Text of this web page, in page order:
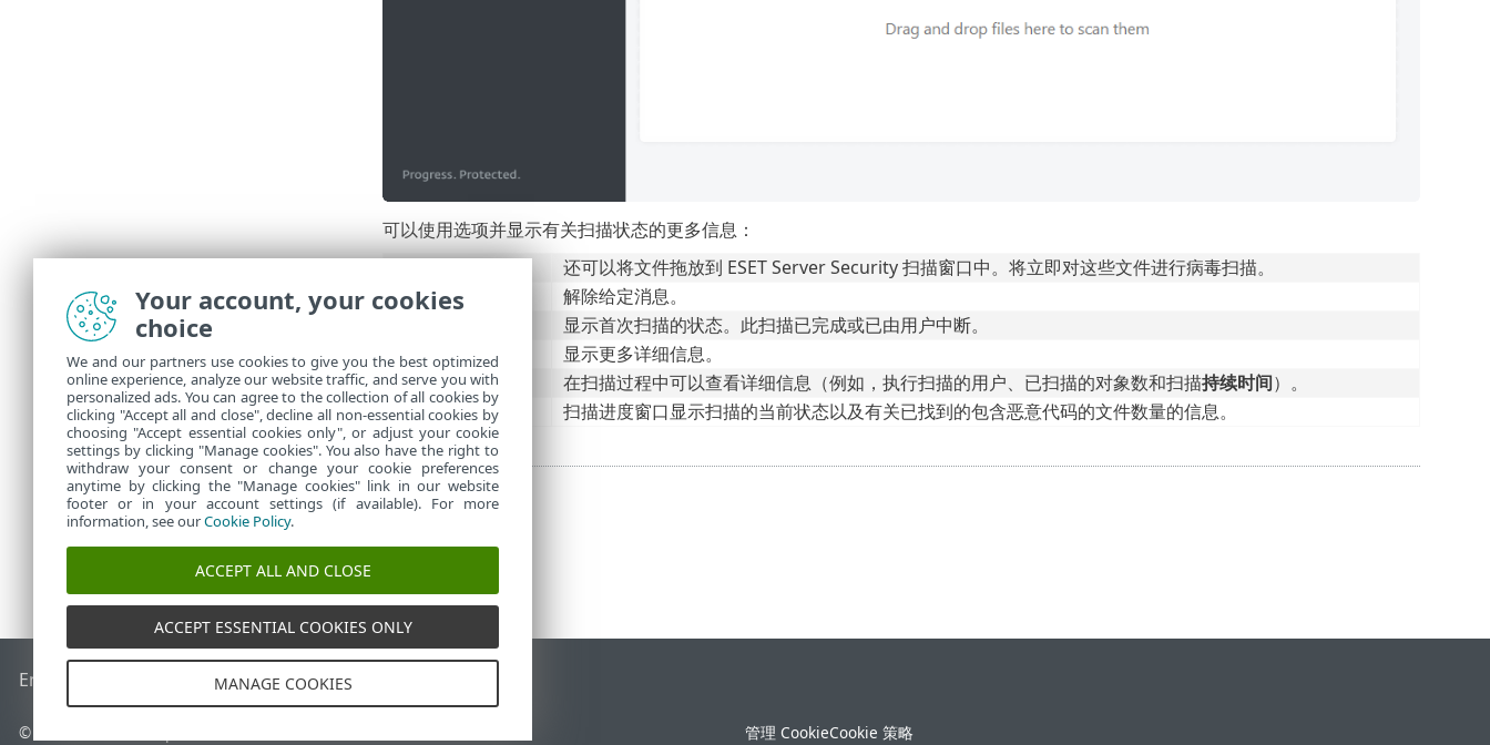
可以使用选项并显示有关扫描状态的更多信息：
拖放文件
还可以将文件拖放到 ESET Server Security 扫描窗口中。将立即对这些文件进行病毒扫描。
解除/全部解除
解除给定消息。
显示首次扫描的状态。此扫描已完成或已由用户中断。
显示日志
显示更多详细信息。
更多信息
在扫描过程中可以查看详细信息（例如，执行扫描的用户、已扫描的对象数和扫描持续时间）。
打开扫描窗口
扫描进度窗口显示扫描的当前状态以及有关已找到的包含恶意代码的文件数量的信息。
End of Life ESET 论坛 ESET Status Portal
© 管理 CookieCookie 策略
Your account, your cookies
choice
We and our partners use cookies to give you the best optimized
online experience, analyze our website traffic, and serve you with
personalized ads. You can agree to the collection of all cookies by
clicking "Accept all and close", decline all non-essential cookies by
choosing "Accept essential cookies only", or adjust your cookie
settings by clicking "Manage cookies". You also have the right to
withdraw your consent or change your cookie preferences
anytime by clicking the "Manage cookies" link in our website
footer or in your account settings (if available). For more
information, see ourCookie Policy.
ACCEPT ALL AND CLOSE
ACCEPT ESSENTIAL COOKIES ONLY
MANAGE COOKIES